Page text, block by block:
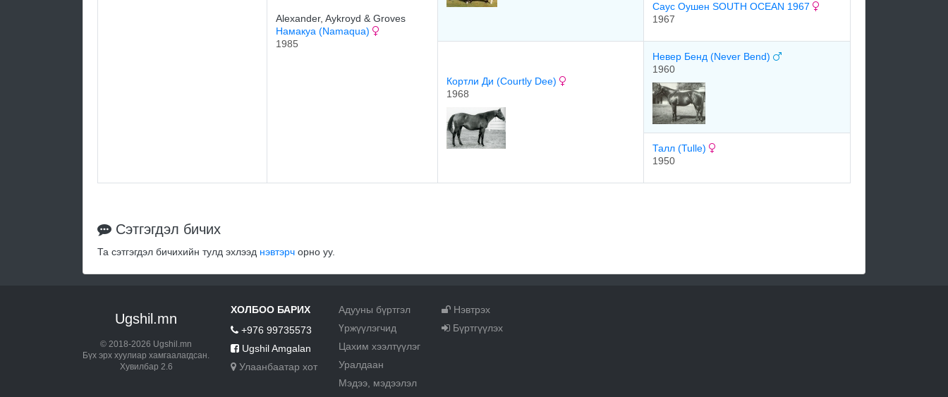
Alexander, Aykroyd & Groves
Намакуа (Namaqua)
1985
Саус Оушен SOUTH OCEAN 1967
1967
Кортли Ди (Courtly Dee)
1968
Невер Бенд (Never Bend)
1960
Талл (Tulle)
1950
Сэтгэгдэл бичих
Та сэтгэгдэл бичихийн тулд эхлээд нэвтэрч орно уу.
Ugshil.mn
© 2018-2026 Ugshil.mn
Бүх эрх хуулиар хамгаалагдсан.
Хувилбар 2.6
ХОЛБОО БАРИХ
+976 99735573
Ugshil Amgalan
Улаанбаатар хот
Адууны бүртгэл
Үржүүлэгчид
Цахим хээлтүүлэг
Уралдаан
Мэдээ, мэдээлэл
Нэвтрэх
Бүртгүүлэх